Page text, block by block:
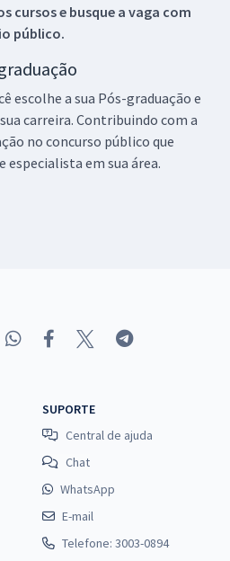
cursos e busque a vaga com
público.
escolhe a sua Pós-graduação e
carreira. Contribuindo com a
no concurso público que
em sua área.
SUPORTE
Central de ajuda
Chat
WhatsApp
E-mail
Telefone: 3003-0894